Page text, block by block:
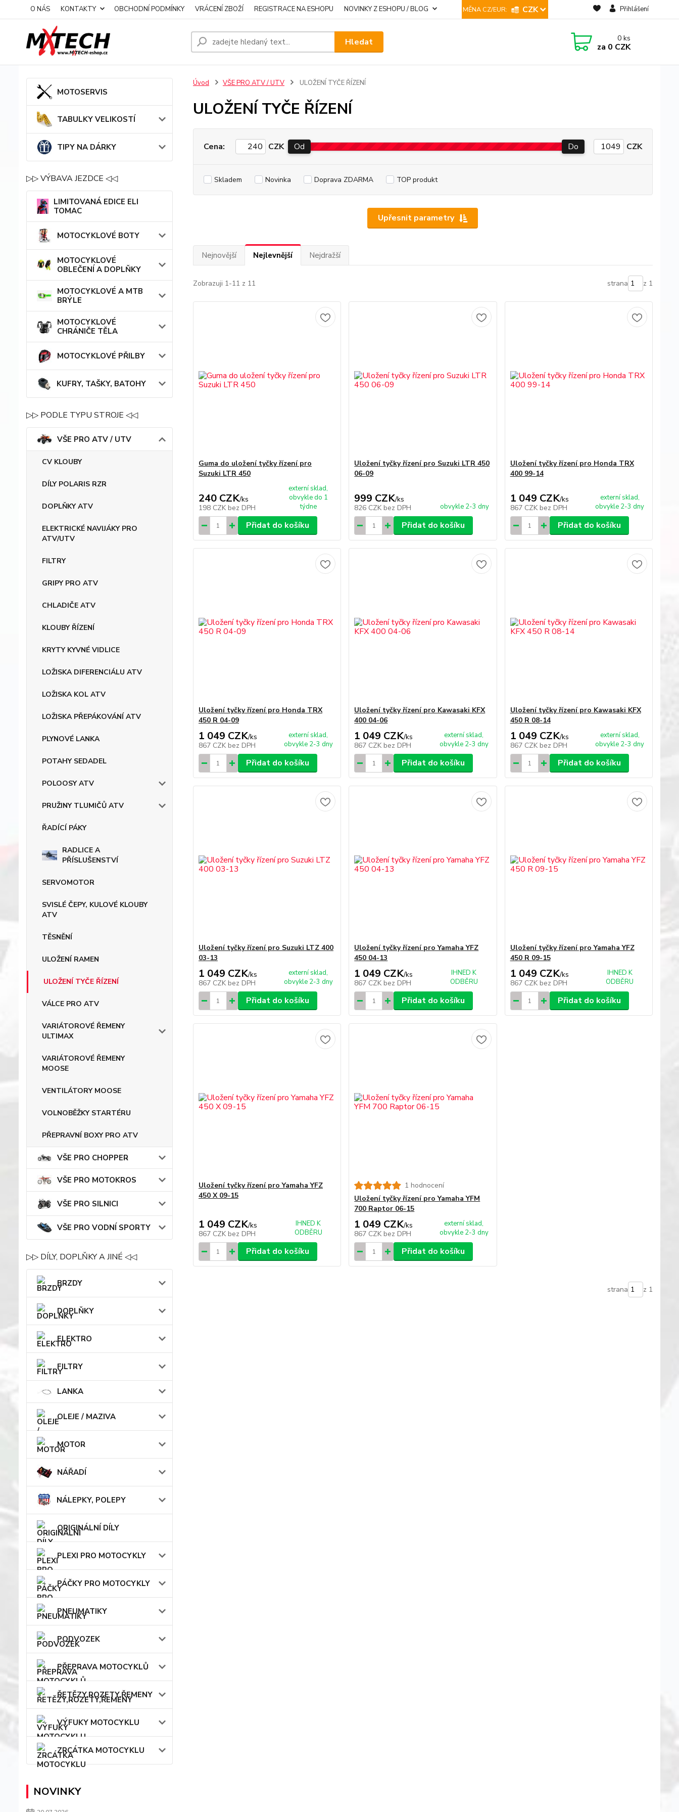
O NÁS KONTAKTY OBCHODNÍ PODMÍNKY VRÁCENÍ ZBOŽÍ REGISTRACE NA ESHOPU NOVINKY Z ESHOPU / BLOG CZK Přihlášení
Hledat 0 ks
za 0 CZK
MOTOSERVIS
TABULKY VELIKOSTÍ
TIPY NA DÁRKY
▷▷ VÝBAVA JEZDCE ◁◁
LIMITOVANÁ EDICE ELI
TOMAC
MOTOCYKLOVÉ BOTY
MOTOCYKLOVÉ
OBLEČENÍ A DOPLŇKY
MOTOCYKLOVÉ A MTB
BRÝLE
MOTOCYKLOVÉ
CHRÁNIČE TĚLA
MOTOCYKLOVÉ PŘILBY
KUFRY, TAŠKY, BATOHY
▷▷ PODLE TYPU STROJE ◁◁
VŠE PRO ATV / UTV
CV KLOUBY
DÍLY POLARIS RZR
DOPLŇKY ATV
ELEKTRICKÉ NAVIJÁKY PRO
ATV/UTV
FILTRY
GRIPY PRO ATV
CHLADIČE ATV
KLOUBY ŘÍZENÍ
KRYTY KYVNÉ VIDLICE
LOŽISKA DIFERENCIÁLU ATV
LOŽISKA KOL ATV
LOŽISKA PŘEPÁKOVÁNÍ ATV
PLYNOVÉ LANKA
POTAHY SEDADEL
POLOOSY ATV
PRUŽINY TLUMIČŮ ATV
ŘADÍCÍ PÁKY
RADLICE A
PŘÍSLUŠENSTVÍ
SERVOMOTOR
SVISLÉ ČEPY, KULOVÉ KLOUBY
ATV
TĚSNĚNÍ
ULOŽENÍ RAMEN
ULOŽENÍ TYČE ŘÍZENÍ
VÁLCE PRO ATV
VARIÁTOROVÉ ŘEMENY
ULTIMAX
VARIÁTOROVÉ ŘEMENY
MOOSE
VENTILÁTORY MOOSE
VOLNOBĚŽKY STARTÉRU
PŘEPRAVNÍ BOXY PRO ATV
VŠE PRO CHOPPER
VŠE PRO MOTOKROS
VŠE PRO SILNICI
VŠE PRO VODNÍ SPORTY
▷▷ DÍLY, DOPLŇKY A JINÉ ◁◁
BRZDY
DOPLŇKY
ELEKTRO
FILTRY
LANKA
OLEJE / MAZIVA
MOTOR
NÁŘADÍ
NÁLEPKY, POLEPY
ORIGINÁLNÍ DÍLY
PLEXI PRO MOTOCYKLY
PÁČKY PRO MOTOCYKLY
PNEUMATIKY
PODVOZEK
PŘEPRAVA MOTOCYKLŮ
ŘETĚZY,ROZETY,ŘEMENY
VÝFUKY MOTOCYKLU
ZRCÁTKA MOTOCYKLU
NOVINKY
Úvod VŠE PRO ATV / UTV ULOŽENÍ TYČE ŘÍZENÍ
ULOŽENÍ TYČE ŘÍZENÍ
Upřesnit parametry
Cena: CZK Od Do CZK
Skladem Novinka Doprava ZDARMA TOP produkt
Nejnovější Nejlevnější Nejdražší
Zobrazuji 1-11 z 11 strana z 1
Guma do uložení tyčky řízení pro
Suzuki LTR 450
240 CZK/ks
198 CZK bez DPH
externí sklad,
obvykle do 1
týdne
Přidat do košíku
Uložení tyčky řízení pro Suzuki LTR 450
06-09
999 CZK/ks
826 CZK bez DPH obvykle 2-3 dny
Přidat do košíku
Uložení tyčky řízení pro Honda TRX
400 99-14
1 049 CZK/ks
867 CZK bez DPH
externí sklad,
obvykle 2-3 dny
Přidat do košíku
Uložení tyčky řízení pro Honda TRX
450 R 04-09
1 049 CZK/ks
867 CZK bez DPH
externí sklad,
obvykle 2-3 dny
Přidat do košíku
Uložení tyčky řízení pro Kawasaki KFX
400 04-06
1 049 CZK/ks
867 CZK bez DPH
externí sklad,
obvykle 2-3 dny
Přidat do košíku
Uložení tyčky řízení pro Kawasaki KFX
450 R 08-14
1 049 CZK/ks
867 CZK bez DPH
externí sklad,
obvykle 2-3 dny
Přidat do košíku
Uložení tyčky řízení pro Suzuki LTZ 400
03-13
1 049 CZK/ks
867 CZK bez DPH
externí sklad,
obvykle 2-3 dny
Přidat do košíku
Uložení tyčky řízení pro Yamaha YFZ
450 04-13
1 049 CZK/ks
867 CZK bez DPH
IHNED K
ODBĚRU
Přidat do košíku
Uložení tyčky řízení pro Yamaha YFZ
450 R 09-15
1 049 CZK/ks
867 CZK bez DPH
IHNED K
ODBĚRU
Přidat do košíku
Uložení tyčky řízení pro Yamaha YFZ
450 X 09-15
1 049 CZK/ks
867 CZK bez DPH
IHNED K
ODBĚRU
Přidat do košíku
1 hodnocení
Uložení tyčky řízení pro Yamaha YFM
700 Raptor 06-15
1 049 CZK/ks
867 CZK bez DPH
externí sklad,
obvykle 2-3 dny
Přidat do košíku
strana z 1